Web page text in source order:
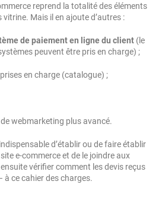
reprend la totalité des éléments
vitrine. Mais il en ajoute d’autres :
de paiement en ligne du client (le
peuvent être pris en charge) ;
prises en charge (catalogue) ;
webmarketing plus avancé.
d’établir ou de faire établir
e-commerce et de le joindre aux
vérifier comment les devis reçus
ce cahier des charges.